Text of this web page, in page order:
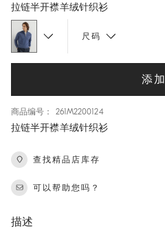
拉链半开襟羊绒针织衫
尺码
添加
商品编号： 261M2200124
拉链半开襟羊绒针织衫
查找精品店库存
可以帮助您吗？
描述